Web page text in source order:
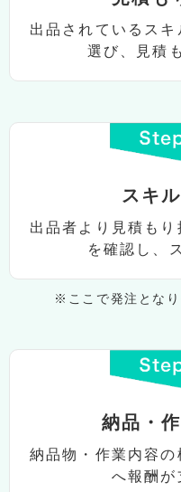
出品されているス
選び、⾒積
スキ
出品者より⾒積も
を確認し、
※ここで発注となり
納品・
納品物・作業内容の
へ報酬が